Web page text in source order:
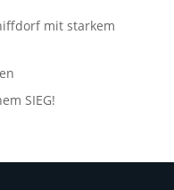
mit starkem
SIEG!